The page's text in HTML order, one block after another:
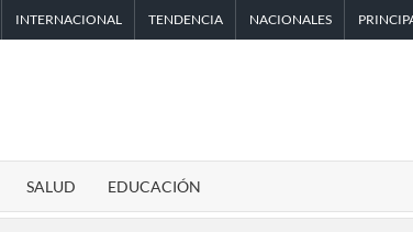
INTERNACIONAL TENDENCIA NACIONALES
SALUD EDUCACIÓN